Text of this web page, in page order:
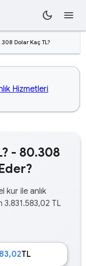
dark_mode menu
Dolar Kaç TL?
- 80.308
kur ile anlık
TL
TL